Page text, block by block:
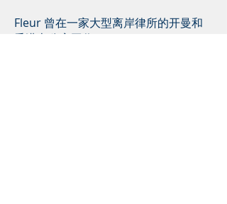
Fleur 曾在一家大型离岸律所的开曼和
香港办公室工作。